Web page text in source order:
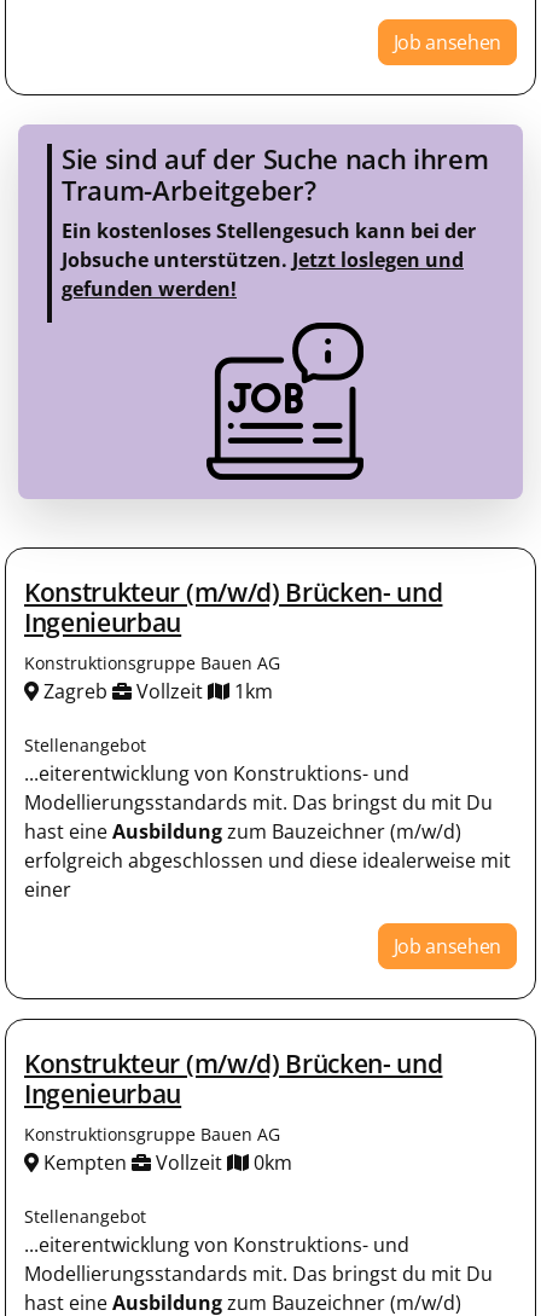
Job ansehen
Sie sind auf der Suche nach ihrem
Traum-Arbeitgeber?
Ein kostenloses Stellengesuch kann bei der
Jobsuche unterstützen. Jetzt loslegen und
gefunden werden!
Konstrukteur (m/w/d) Brücken- und
Ingenieurbau
Konstruktionsgruppe Bauen AG
Zagreb Vollzeit 1km
Stellenangebot
...eiterentwicklung von Konstruktions- und
Modellierungsstandards mit. Das bringst du mit Du
hast eineAusbildungzum Bauzeichner (m/w/d)
erfolgreich abgeschlossen und diese idealerweise mit
einer
Job ansehen
Konstrukteur (m/w/d) Brücken- und
Ingenieurbau
Konstruktionsgruppe Bauen AG
Kempten Vollzeit 0km
Stellenangebot
...eiterentwicklung von Konstruktions- und
Modellierungsstandards mit. Das bringst du mit Du
hast eineAusbildungzum Bauzeichner (m/w/d)